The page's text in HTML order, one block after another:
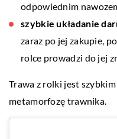
odpowiednim
szybkie układanie
zaraz po jej zakupie,
rolce prowadzi do jej
Trawa z rolki jest
metamorfozę trawnika.